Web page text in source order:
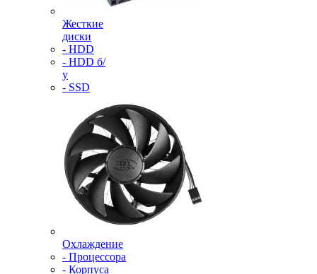
Жесткие
диски
- HDD
- HDD б/
у
- SSD
Охлаждение
- Процессора
- Корпуса